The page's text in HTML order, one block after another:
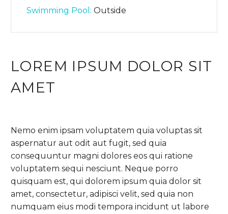
Swimming Pool: Outside
LOREM IPSUM DOLOR SIT
AMET
Nemo enim ipsam voluptatem quia voluptas sit
aspernatur aut odit aut fugit, sed quia
consequuntur magni dolores eos qui ratione
voluptatem sequi nesciunt. Neque porro
quisquam est, qui dolorem ipsum quia dolor sit
amet, consectetur, adipisci velit, sed quia non
numquam eius modi tempora incidunt ut labore